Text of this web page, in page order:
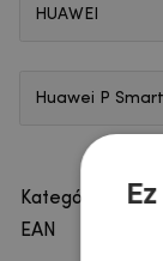
HUAWEI
Huawei P Smart
Kategória
EAN